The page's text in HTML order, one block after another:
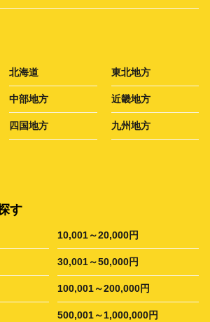
北海道 東北地方
中部地方 近畿地方
四国地方 九州地方
す
10,001～20,000円
30,001～50,000円
100,001～200,000円
500,001～1,000,000円